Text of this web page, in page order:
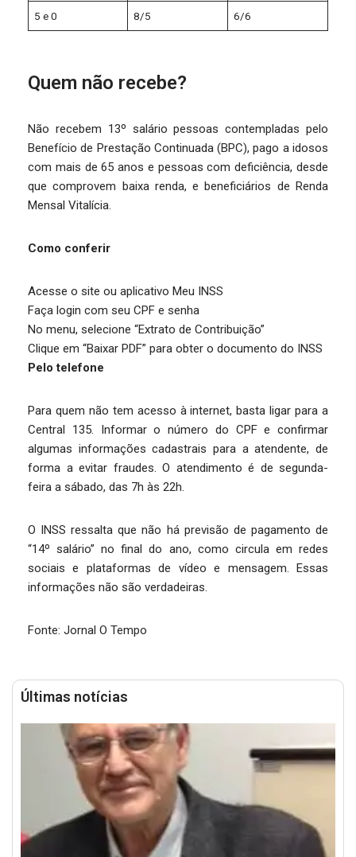
5 e 0 8/5 6/6
Quem não recebe?
Não recebem 13º salário pessoas contempladas pelo
Benefício de Prestação Continuada (BPC), pago a idosos
com mais de 65 anos e pessoas com deficiência, desde
que comprovem baixa renda, e beneficiários de Renda
Mensal Vitalícia.
Como conferir
Acesse o site ou aplicativo Meu INSS
Faça login com seu CPF e senha
No menu, selecione “Extrato de Contribuição”
Clique em “Baixar PDF” para obter o documento do INSS
Pelo telefone
Para quem não tem acesso à internet, basta ligar para a
Central 135. Informar o número do CPF e confirmar
algumas informações cadastrais para a atendente, de
forma a evitar fraudes. O atendimento é de segunda-
feira a sábado, das 7h às 22h.
O INSS ressalta que não há previsão de pagamento de
“14º salário” no final do ano, como circula em redes
sociais e plataformas de vídeo e mensagem. Essas
informações não são verdadeiras.
Fonte: Jornal O Tempo
Últimas notícias